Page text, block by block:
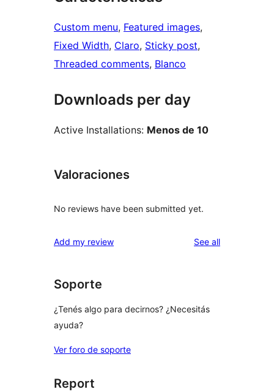
Custom menu, Featured images
Fixed Width, Claro, Sticky post
Threaded comments, Blanco
Downloads per day
Active Installations: Menos de 10
Valoraciones
No reviews have been submitted yet.
Add my review See allreviews
Soporte
¿Tenés algo para decirnos? ¿Necesitás
ayuda?
Ver foro de soporte
Report